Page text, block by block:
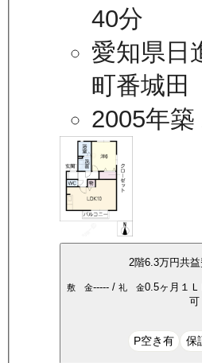
40分
愛知県日
町番城田
2005年築
2階6.3万円共
敷 金----- / 礼 金0.5ヶ月 １
可
P空き有 保